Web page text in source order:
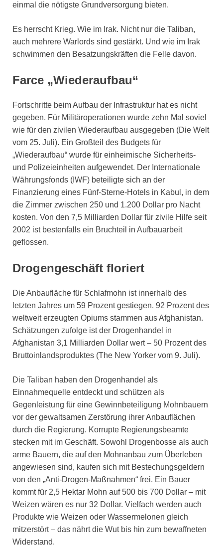
einmal die nötigste Grundversorgung bieten.
Es herrscht Krieg. Wie im Irak. Nicht nur die Taliban,
auch mehrere Warlords sind gestärkt. Und wie im Irak
schwimmen den Besatzungskräften die Felle davon.
Farce „Wiederaufbau“
Fortschritte beim Aufbau der Infrastruktur hat es nicht
gegeben. Für Militäroperationen wurde zehn Mal soviel
wie für den zivilen Wiederaufbau ausgegeben (Die Welt
vom 25. Juli). Ein Großteil des Budgets für
„Wiederaufbau“ wurde für einheimische Sicherheits-
und Polizeieinheiten aufgewendet. Der Internationale
Währungsfonds (IWF) beteiligte sich an der
Finanzierung eines Fünf-Sterne-Hotels in Kabul, in dem
die Zimmer zwischen 250 und 1.200 Dollar pro Nacht
kosten. Von den 7,5 Milliarden Dollar für zivile Hilfe seit
2002 ist bestenfalls ein Bruchteil in Aufbauarbeit
geflossen.
Drogengeschäft floriert
Die Anbaufläche für Schlafmohn ist innerhalb des
letzten Jahres um 59 Prozent gestiegen. 92 Prozent des
weltweit erzeugten Opiums stammen aus Afghanistan.
Schätzungen zufolge ist der Drogenhandel in
Afghanistan 3,1 Milliarden Dollar wert – 50 Prozent des
Bruttoinlandsproduktes (The New Yorker vom 9. Juli).
Die Taliban haben den Drogenhandel als
Einnahmequelle entdeckt und schützen als
Gegenleistung für eine Gewinnbeteiligung Mohnbauern
vor der gewaltsamen Zerstörung ihrer Anbauflächen
durch die Regierung. Korrupte Regierungsbeamte
stecken mit im Geschäft. Sowohl Drogenbosse als auch
arme Bauern, die auf den Mohnanbau zum Überleben
angewiesen sind, kaufen sich mit Bestechungsgeldern
von den „Anti-Drogen-Maßnahmen“ frei. Ein Bauer
kommt für 2,5 Hektar Mohn auf 500 bis 700 Dollar – mit
Weizen wären es nur 32 Dollar. Vielfach werden auch
Produkte wie Weizen oder Wassermelonen gleich
mitzerstört – das nährt die Wut bis hin zum bewaffneten
Widerstand.